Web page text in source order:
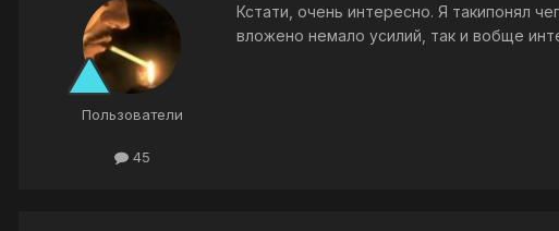
Пользователи
45
Кстати, очень интересно. Я такипонял
вложено немало усилий, так и вобще